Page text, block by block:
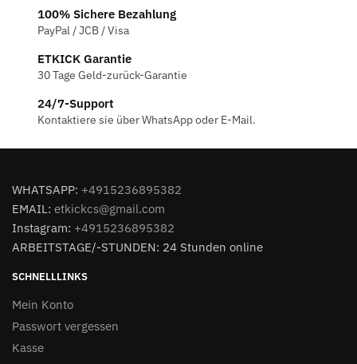
100% Sichere Bezahlung
PayPal / JCB / Visa
ETKICK Garantie
30 Tage Geld-zurück-Garantie
24/7-Support
Kontaktiere sie über WhatsApp oder E-Mail.
WHATSAPP: +4915236895382
EMAIL: etkickcs@gmail.com
Instagram: +4915236895382
ARBEITSTAGE/-STUNDEN: 24 Stunden online
SCHNELLLINKS
Mein Konto
Passwort vergessen
Kasse